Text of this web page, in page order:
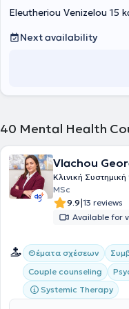
well as participation in a
Furthermore, Mr. Gkikas
voluntary services one
support individuals living
Eleutheriou Venizelou 15
Next availability
40 Mental Health
Vlachou
Kλινική
MSc
9.9|13 reviews
Available for
Θέματα σχέσεων
Couple counseling
Systemic Therapy